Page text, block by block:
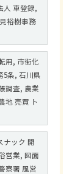
人 車登録,
裕樹事務
用, 市街化
5条, 石川県
調査, 農業
地 売買 ト
ナック 開
営業, 図面
察署 風営